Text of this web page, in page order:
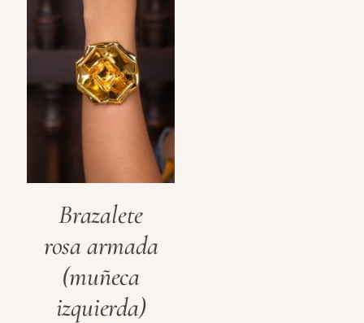
Brazalete
rosa armada
(muñeca
izquierda)